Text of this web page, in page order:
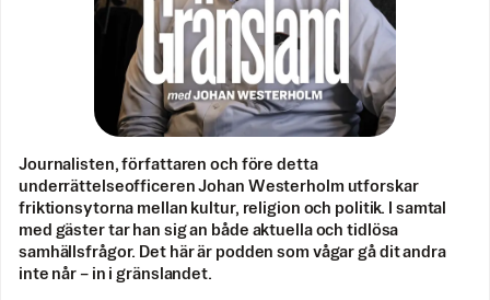
Journalisten, författaren och före detta
underrättelseofficeren Johan Westerholm utforskar
friktionsytorna mellan kultur, religion och politik. I samtal
med gäster tar han sig an både aktuella och tidlösa
samhällsfrågor. Det här är podden som vågar gå dit andra
inte når – in i gränslandet.